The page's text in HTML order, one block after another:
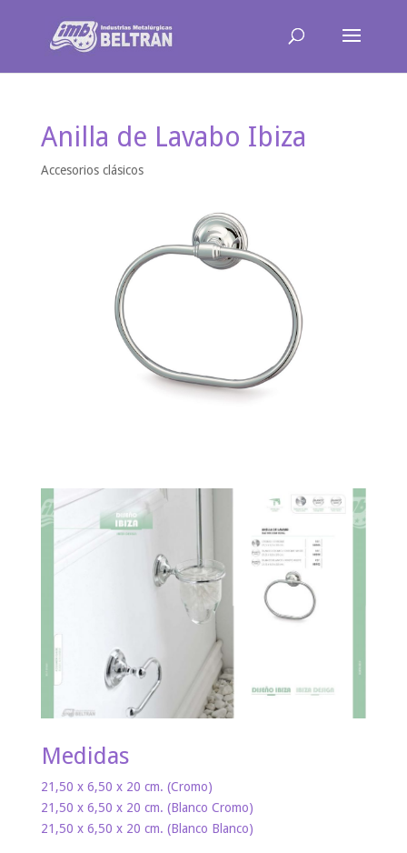
Anilla de Lavabo Ibiza
Accesorios clásicos
Medidas
21,50 x 6,50 x 20 cm. (Cromo)
21,50 x 6,50 x 20 cm. (Blanco Cromo)
21,50 x 6,50 x 20 cm. (Blanco Blanco)